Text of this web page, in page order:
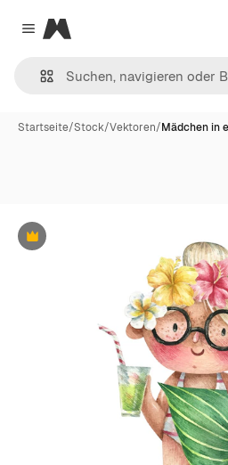
Close menu
Magnific
Startseite/Stock/Vektoren/Mädchen in
Premium